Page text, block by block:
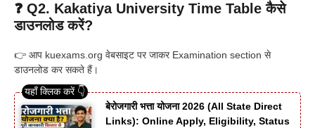
❓ Q2. Kakatiya University Time Table कैसे
डाउनलोड करें?
👉 आप kuexams.org वेबसाइट पर जाकर Examination section से
डाउनलोड कर सकते हैं।
बेरोजगारी भत्ता योजना 2026 (All State Direct
Links): Online Apply, Eligibility, Status